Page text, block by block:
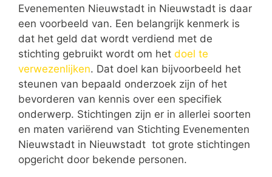
Evenementen Nieuwstadt in Nieuwstadt is daar
een voorbeeld van. Een belangrijk kenmerk is
dat het geld dat wordt verdiend met de
stichting gebruikt wordt om het doel te
verwezenlijken. Dat doel kan bijvoorbeeld het
steunen van bepaald onderzoek zijn of het
bevorderen van kennis over een specifiek
onderwerp. Stichtingen zijn er in allerlei soorten
en maten variërend van Stichting Evenementen
Nieuwstadt in Nieuwstadt tot grote stichtingen
opgericht door bekende personen.